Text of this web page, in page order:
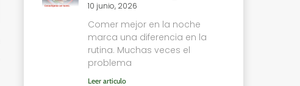
10 junio, 2026
Comer mejor en la noche
marca una diferencia en la
rutina. Muchas veces el
problema
Leer articulo